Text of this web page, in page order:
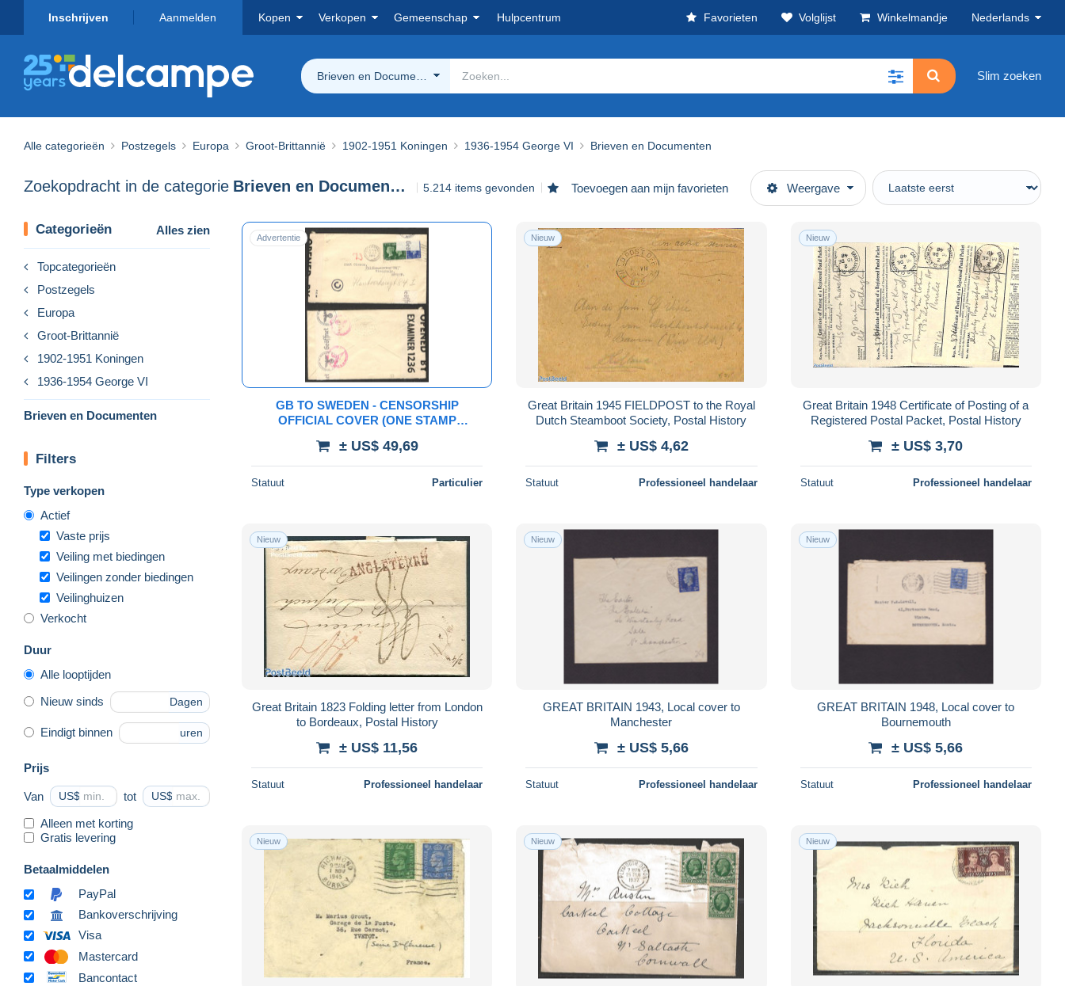
Inschrijven Aanmelden Kopen Verkopen Gemeenschap Hulpcentrum Favorieten Volglijst Winkelmandje Nederlands
Brieven en Documenten Slim zoeken
Alle categorieën Postzegels Europa Groot-Brittannië 1902-1951 Koningen 1936-1954 George VI Brieven en Documenten
Zoekopdracht in de categorie Brieven en Documenten 5.214 items gevonden Toevoegen aan mijn favorieten Weergave
Categorieën Alles zien
Topcategorieën
Postzegels
Europa
Groot-Brittannië
1902-1951 Koningen
1936-1954 George VI
Brieven en Documenten
Filters
Type verkopen
Actief
Vaste prijs
Veiling met biedingen
Veilingen zonder biedingen
Veilinghuizen
Verkocht
Duur
Alle looptijden
Nieuw sinds Dagen
Eindigt binnen uren
Prijs
Van US$ tot US$
Alleen met korting
Gratis levering
Betaalmiddelen
PayPal
Bankoverschrijving
Visa
Mastercard
Bancontact
Advertentie
GB TO SWEDEN - CENSORSHIP
OFFICIAL COVER (ONE STAMP
WWII - 1940.
± US$ 49,69
Statuut Particulier
Nieuw
Great Britain 1945 FIELDPOST to the Royal
Dutch Steamboot Society, Postal History
± US$ 4,62
Statuut Professioneel handelaar
Nieuw
Great Britain 1948 Certificate of Posting of a
Registered Postal Packet, Postal History
± US$ 3,70
Statuut Professioneel handelaar
Nieuw
Great Britain 1823 Folding letter from London
to Bordeaux, Postal History
± US$ 11,56
Statuut Professioneel handelaar
Nieuw
GREAT BRITAIN 1943, Local cover to
Manchester
± US$ 5,66
Statuut Professioneel handelaar
Nieuw
GREAT BRITAIN 1948, Local cover to
Bournemouth
± US$ 5,66
Statuut Professioneel handelaar
Nieuw Nieuw Nieuw